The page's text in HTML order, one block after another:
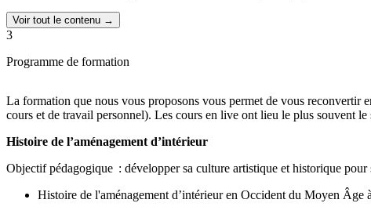
Voir tout le contenu →
3
Programme de formation
La formation que nous vous proposons vous permet de vous reconvertir
cours et de travail personnel). Les cours en live ont lieu le plus souvent
Histoire de l’aménagement d’intérieur
Objectif pédagogique : développer sa culture artistique et historique
Histoire de l'aménagement d’intérieur en Occident du Moyen Âge